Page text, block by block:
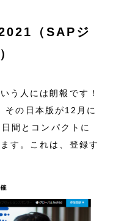
（SAPジ
う人には朗報です！
の日本版が12月に
間とコンパクトに
す。これは、登録す